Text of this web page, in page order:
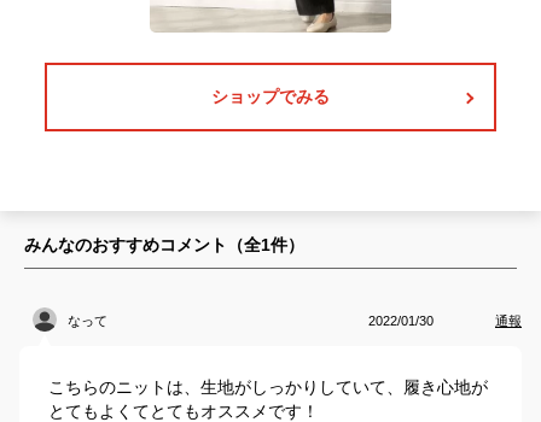
ショップでみる
みんなのおすすめコメント（全1件）
なって 2022/01/30 通報
こちらのニットは、生地がしっかりしていて、履き心地が
とてもよくてとてもオススメです！